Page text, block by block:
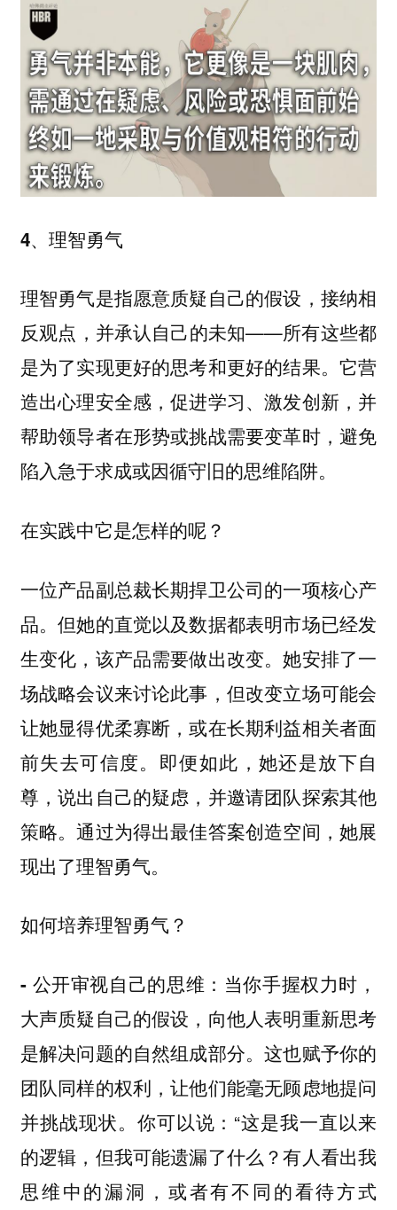
4、理智勇气
理智勇气是指愿意质疑自己的假设，接纳相
反观点，并承认自己的未知——所有这些都
是为了实现更好的思考和更好的结果。它营
造出心理安全感，促进学习、激发创新，并
帮助领导者在形势或挑战需要变革时，避免
陷入急于求成或因循守旧的思维陷阱。
在实践中它是怎样的呢？
一位产品副总裁长期捍卫公司的一项核心产
品。但她的直觉以及数据都表明市场已经发
生变化，该产品需要做出改变。她安排了一
场战略会议来讨论此事，但改变立场可能会
让她显得优柔寡断，或在长期利益相关者面
前失去可信度。即便如此，她还是放下自
尊，说出自己的疑虑，并邀请团队探索其他
策略。通过为得出最佳答案创造空间，她展
现出了理智勇气。
如何培养理智勇气？
- 公开审视自己的思维： 当你手握权力时，
大声质疑自己的假设，向他人表明重新思考
是解决问题的自然组成部分。这也赋予你的
团队同样的权利，让他们能毫无顾虑地提问
并挑战现状。你可以说：“这是我一直以来
的逻辑，但我可能遗漏了什么？有人看出我
思维中的漏洞，或者有不同的看待方式